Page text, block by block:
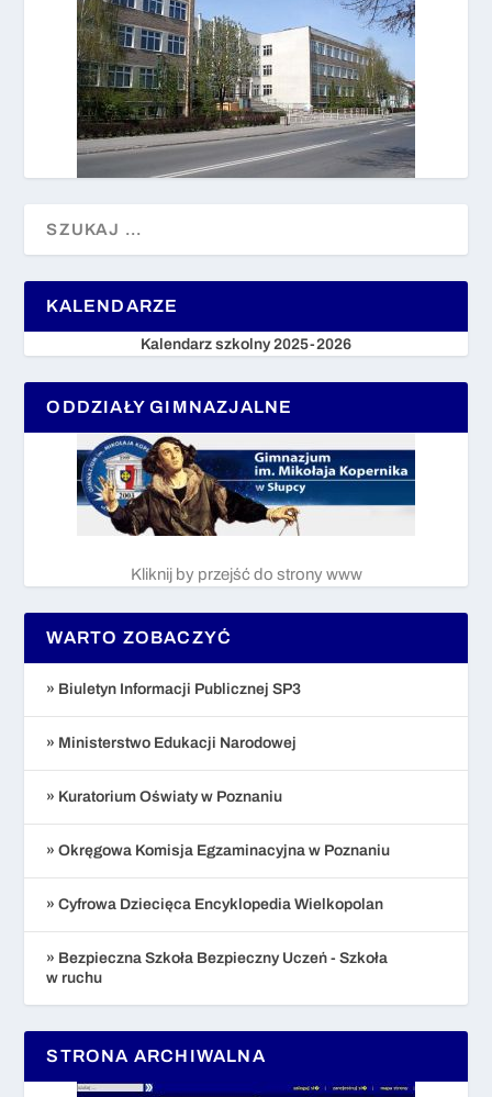
KALENDARZE
Kalendarz szkolny 2025-2026
ODDZIAŁY GIMNAZJALNE
Kliknij by przejść do strony www
WARTO ZOBACZYĆ
» Biuletyn Informacji Publicznej SP3
» Ministerstwo Edukacji Narodowej
» Kuratorium Oświaty w Poznaniu
» Okręgowa Komisja Egzaminacyjna w Poznaniu
» Cyfrowa Dziecięca Encyklopedia Wielkopolan
» Bezpieczna Szkoła Bezpieczny Uczeń - Szkoła
w ruchu
STRONA ARCHIWALNA